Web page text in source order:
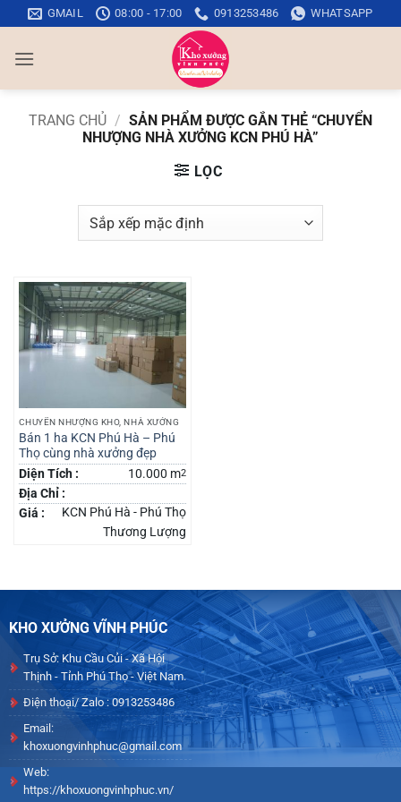
qua
nội
GMAIL 08:00 - 17:00 0913253486 WHATSAPP
TRANG CHỦ / SẢN PHẨM ĐƯỢC GẮN THẺ “CHUYỂN
NHƯỢNG NHÀ XƯỞNG KCN PHÚ HÀ”
LỌC
CHUYỂN NHƯỢNG KHO, NHÀ XƯỞNG
Bán 1 ha KCN Phú Hà – Phú
Thọ cùng nhà xưởng đẹp
Diện Tích :
10.000 m2
Địa Chỉ :
KCN Phú Hà - Phú Thọ
Giá :
Thương Lượng
KHO XƯỞNG VĨNH PHÚC
Trụ Sở: Khu Cầu Củi - Xã Hội
Thịnh - Tỉnh Phú Thọ - Việt Nam.
Điện thoại/ Zalo : 0913253486
Email:
khoxuongvinhphuc@gmail.com
Web:
https://khoxuongvinhphuc.vn/